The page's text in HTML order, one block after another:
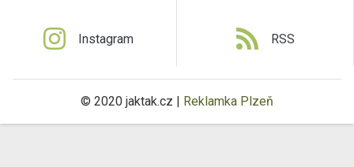
Instagram RSS
© 2020 jaktak.cz | Reklamka Plzeň